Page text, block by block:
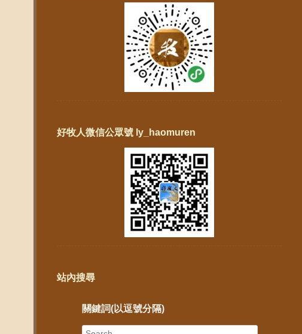
好牧人微信公眾號 ly_haomuren
站內搜尋
關鍵詞(以逗號分隔)